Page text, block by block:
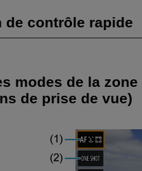
de contrôle rapide
modes de la
de prise de vue)